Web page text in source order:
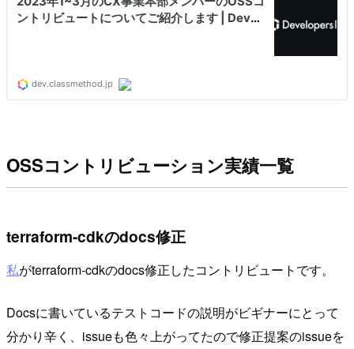
OSSコントリビューション実績一覧
terraform-cdkのdocs修正
私がterraform-cdkのdocs修正したコントリビュートです。
Docsに書いているテストコードの説明がビギナーにとって
分かり辛く、issueも色々上がってたので修正提案のissueを